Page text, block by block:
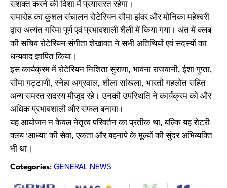
सशक्त करने की दिशा में प्रयासरत रहेगा।
समारोह का कुशल संचालन रोटेरियन सीमा झंवर और मोनिका महेश्वरी
द्वारा अत्यंत गरिमा पूर्ण एवं प्रभावशाली शैली में किया गया। अंत में क्लब
की सचिव रोटेरियन संगीता शेखावत ने सभी अतिथियों एवं सदस्यों का
धन्यवाद ज्ञापित किया।
इस कार्यक्रम में रोटेरियन निशिता सुराणा, भावना राजवानी, ईशा गुप्ता,
सीमा गट्टाणी, स्नेहा अग्रवाल, शीला सांखला, भारती गहलोत सहित
अन्य समस्त सदस्य मौजूद रहे। उनकी उपस्थिति ने कार्यक्रम को और
अधिक प्रभावशाली और सफल बनाया।
यह आयोजन न केवल नेतृत्व परिवर्तन का प्रतीक था, बल्कि यह रोटरी
क्लब ‘आध्या’ की सेवा, एकता और बहनापे के मूल्यों की सुंदर अभिव्यक्ति
भी था।
Categories: GENERAL NEWS